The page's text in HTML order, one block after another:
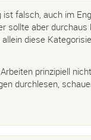
ist falsch, auch im
sollte aber
diese
prinzipiell
durchlesen,